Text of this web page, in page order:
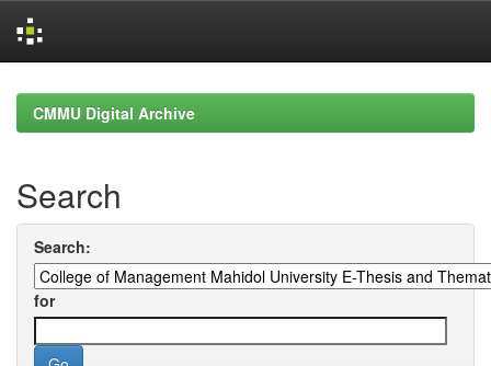
navigationCMMU Digital Archive
Search
Search:
for